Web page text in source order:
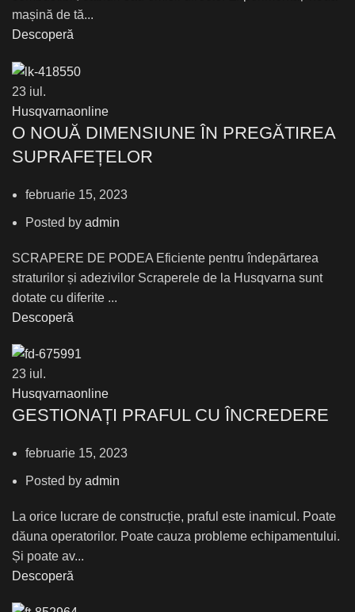
mașină de tă...
Descoperă
23 iul.
Husqvarnaonline
О NOUĂ DIMENSIUNE ÎN PREGĂTIREA
SUPRAFEȚELOR
februarie 15, 2023
Posted by admin
SCRAPERE DE PODEA Eficiente pentru îndepărtarea
straturilor și adezivilor Scraperele de la Husqvarna sunt
dotate cu diferite ...
Descoperă
23 iul.
Husqvarnaonline
GESTIONAȚI PRAFUL CU ÎNCREDERE
februarie 15, 2023
Posted by admin
La orice lucrare de construcție, praful este inamicul. Poate
dăuna operatorilor. Poate cauza probleme echipamentului.
Și poate av...
Descoperă